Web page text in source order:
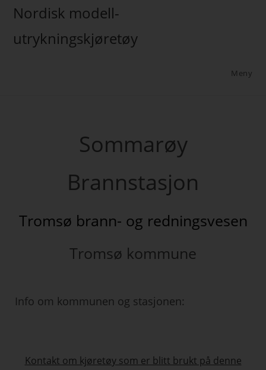
Nordisk modell-
utrykningskjøretøy
Meny
Sommarøy
Brannstasjon
Tromsø brann- og redningsvesen
Tromsø kommune
Info om kommunen og stasjonen:
Kontakt om kjøretøy som er blitt brukt på denne